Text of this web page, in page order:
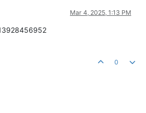
Mar 4, 2025, 1:13 PM
0